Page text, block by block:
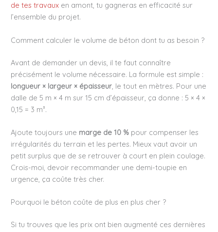
de tes travaux en amont, tu gagneras en efficacité sur
l’ensemble du projet.
Comment calculer le volume de béton dont tu as besoin ?
Avant de demander un devis, il te faut connaître
précisément le volume nécessaire. La formule est simple :
longueur × largeur × épaisseur , le tout en mètres. Pour une
dalle de 5 m × 4 m sur 15 cm d’épaisseur, ça donne : 5 × 4 ×
0,15 = 3 m³.
Ajoute toujours une marge de 10 % pour compenser les
irrégularités du terrain et les pertes. Mieux vaut avoir un
petit surplus que de se retrouver à court en plein coulage.
Crois-moi, devoir recommander une demi-toupie en
urgence, ça coûte très cher.
Pourquoi le béton coûte de plus en plus cher ?
Si tu trouves que les prix ont bien augmenté ces dernières